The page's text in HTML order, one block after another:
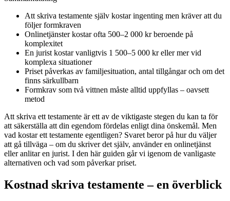
Att skriva testamente själv kostar ingenting men kräver att du
följer formkraven
Onlinetjänster kostar ofta 500–2 000 kr beroende på
komplexitet
En jurist kostar vanligtvis 1 500–5 000 kr eller mer vid
komplexa situationer
Priset påverkas av familjesituation, antal tillgångar och om det
finns särkullbarn
Formkrav som två vittnen måste alltid uppfyllas – oavsett
metod
Att skriva ett testamente är ett av de viktigaste stegen du kan ta för
att säkerställa att din egendom fördelas enligt dina önskemål. Men
vad kostar ett testamente egentligen? Svaret beror på hur du väljer
att gå tillväga – om du skriver det själv, använder en onlinetjänst
eller anlitar en jurist. I den här guiden går vi igenom de vanligaste
alternativen och vad som påverkar priset.
Kostnad skriva testamente – en överblick